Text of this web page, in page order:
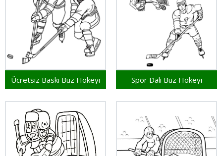
Ücretsiz Baskı Buz Hokeyi Spor Dalı Buz Hokeyi